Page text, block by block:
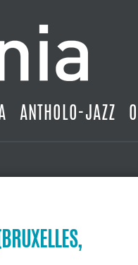
ANTHOLO-JAZZ